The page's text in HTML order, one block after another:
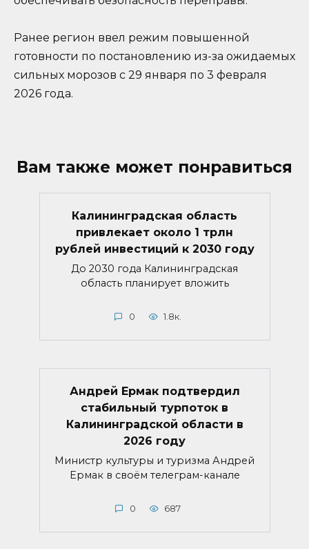
Ранее регион ввел режим повышенной
готовности по постановлению из-за ожидаемых
сильных морозов с 29 января по 3 февраля
2026 года.
Вам также может понравиться
Калининградская область
привлекает около 1 трлн
рублей инвестиций к 2030 году
До 2030 года Калининградская
область планирует вложить
0 1.8к.
Андрей Ермак подтвердил
стабильный турпоток в
Калининградской области в
2026 году
Министр культуры и туризма Андрей
Ермак в своём телеграм-канале
0 687